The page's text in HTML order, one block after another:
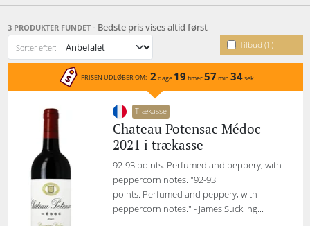
3 PRODUKTER FUNDET - Bedste pris vises altid først
Tilbud (1)
Sorter efter:
PRISEN UDLØBER OM: 2 dage 19 timer57 min 34sek
Trækasse
Chateau Potensac Médoc
2021 i trækasse
92-93 points. Perfumed and peppery, with
peppercorn notes. "92-93
points. Perfumed and peppery, with
peppercorn notes." - James Suckling...